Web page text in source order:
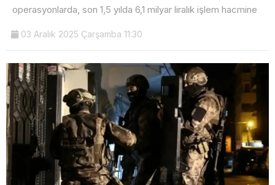
operasyonlarda, son 1,5 yılda 6,1 milyar liralık işlem hacmine
03 Aralık 2025 Çarşamba 11:30